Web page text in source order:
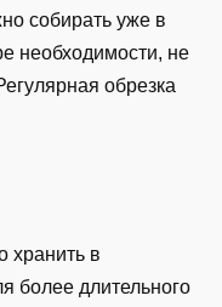
собирать уже в
необходимости, не
обрезка
хранить в
более длительного